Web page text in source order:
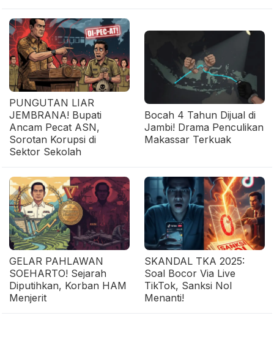
PUNGUTAN LIAR
JEMBRANA! Bupati
Ancam Pecat ASN,
Sorotan Korupsi di
Sektor Sekolah
Bocah 4 Tahun Dijual di
Jambi! Drama Penculikan
Makassar Terkuak
GELAR PAHLAWAN
SOEHARTO! Sejarah
Diputihkan, Korban HAM
Menjerit
SKANDAL TKA 2025:
Soal Bocor Via Live
TikTok, Sanksi Nol
Menanti!